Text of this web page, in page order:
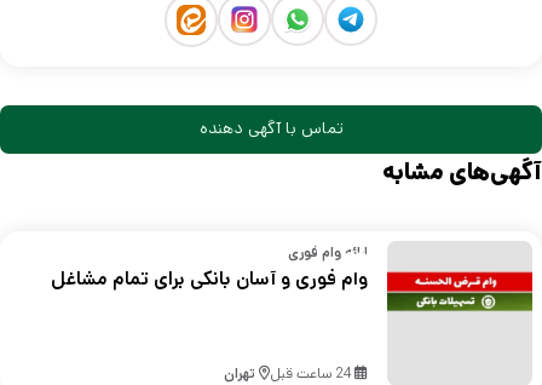
تماس با آگهی دهنده
آگهی‌های مشابه
ارائه وام فوری
وام فوری و آسان بانکی برای تمام مشاغل
24 ساعت قبل تهران